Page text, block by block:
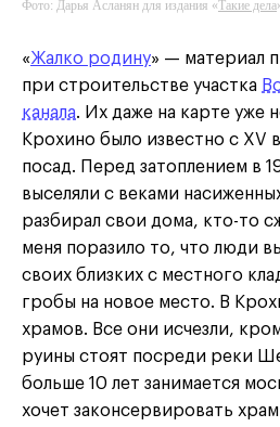
Фото: Дарья Асланян для издания «Такие дела
Такие дела
«Жалко родину» — материал
при строительстве участка
канала. Их даже на карте уже
Крохино было известно с XV
посад. Перед затоплением в
выселяли с веками
разбирал свои дома, кто-то
меня поразило то, что люди
своих близких с местного
гробы на новое место. В
храмов. Все они исчезли,
руины стоят посреди реки
больше 10 лет занимается
хочет законсервировать